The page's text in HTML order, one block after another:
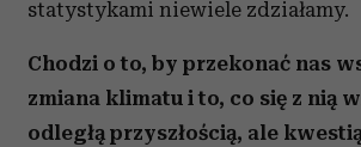
statystykami niewiele zdziałamy.
Chodzi o to, by przekonać nas
zmiana klimatu i to, co się z nią
odległą przyszłością, ale